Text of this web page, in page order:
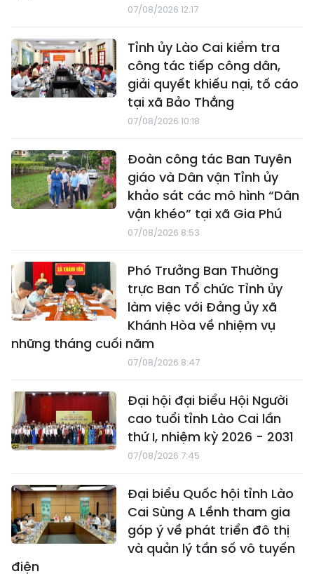
07/08/2026 12:17
Tỉnh ủy Lào Cai kiểm tra
công tác tiếp công dân,
giải quyết khiếu nại, tố cáo
tại xã Bảo Thắng
07/08/2026 10:18
Đoàn công tác Ban Tuyên
giáo và Dân vận Tỉnh ủy
khảo sát các mô hình “Dân
vận khéo” tại xã Gia Phú
07/08/2026 8:53
Phó Trưởng Ban Thường
trực Ban Tổ chức Tỉnh ủy
làm việc với Đảng ủy xã
Khánh Hòa về nhiệm vụ
những tháng cuối năm
07/08/2026 8:47
Đại hội đại biểu Hội Người
cao tuổi tỉnh Lào Cai lần
thứ I, nhiệm kỳ 2026 - 2031
07/08/2026 7:45
Đại biểu Quốc hội tỉnh Lào
Cai Sùng A Lềnh tham gia
góp ý về phát triển đô thị
và quản lý tần số vô tuyến
điện